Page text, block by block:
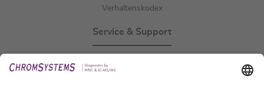
Verhaltenskodex
Service & Support